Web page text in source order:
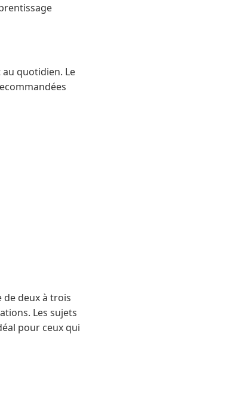
quotidien. Le
de deux à trois
Les sujets
pour ceux qui